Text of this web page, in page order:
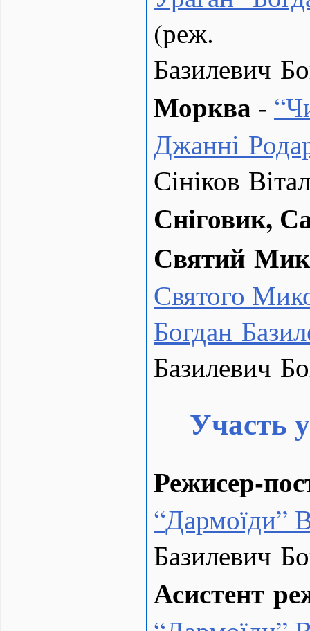
(реж.
Базилевич
Морква - “
Джанні
Сініков
Сніговик,
Святий
Святого
Богдан
Базилевич
Участь
Режисер-
“Дармоїди”
Базилевич
Асистент